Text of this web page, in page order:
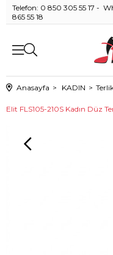
Telefon: 0 850 305 55 17 -
865 55 18
Anasayfa KADIN
Elit FLS105-210S Kadın Düz